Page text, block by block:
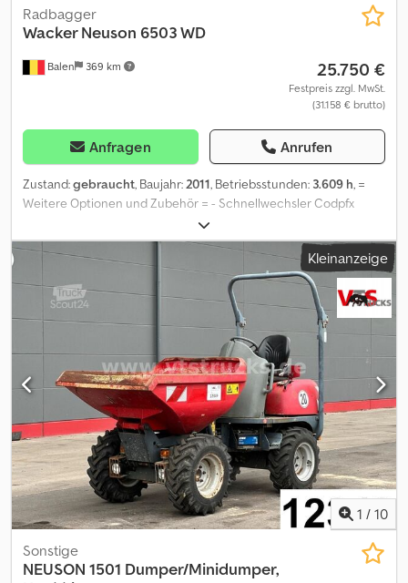
Balen 369 km
Radbagger
Wacker Neuson 6503 WD
25.750 €
Festpreis zzgl. MwSt.
(31.158 € brutto)
Anfragen Anrufen
Zustand:gebraucht, Baujahr: 2011, Betriebsstunden: 3.609 h, =
Weitere Optionen und Zubehör = - Schnellwechsler Codpfx
Ajwiw I Delcsrf = Weitere Informationen = Antrieb: Rad
Leergewicht: 6.335 kg Wenden Sie sich an Geert Geuens, um
weitere Informationen zu erhalten.
Kleinanzeige
1 / 10
Sonstige
NEUSON 1501 Dumper/Minidumper,